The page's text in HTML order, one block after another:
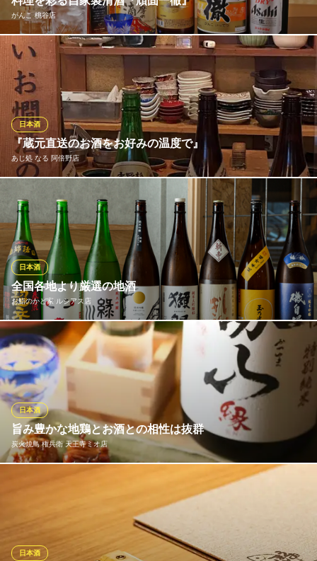
ＪＲ天王寺駅 徒歩2分
大阪府大阪市阿倍野区阿倍野筋1-5-10 1F
がんこ 桃谷店
がんこの料理に最も合う酒を追求し、辿り着いたのが自家製清酒
「頑固一徹」です。芳醇な香り、すっきりとした飲み口、奥深い
旨味。料理を引き立てる一杯を、職人技が光る逸品とともに。洗
練された和の空間で、至福のひとときをお楽しみください。
がんこ 桃谷店
寿司 和食 居酒屋
ＪＲ大阪環状線桃谷駅 徒歩1分
大阪府大阪市天王寺区烏ケ辻1-3-25
『蔵元直送のお酒をお好みの温度で』
あじ処 なる 阿倍野店
日本酒
「長龍酒造」直営店なので色んなお酒ご用意！冷酒でおいしいお
酒はもちろん、 熱燗はご注文を頂いてからじっくりと美味しい温
度まで温めています。 相性のよい錫製のとっくりを使用すること
でお酒をまろやかにします。
あじ処 なる 阿倍野店
鮮魚・おでん日本酒酒場
ＪＲ天王寺駅 徒歩1分
大阪府大阪市阿倍野区松崎町2-3-62
全国各地より厳選の地酒
お鮨のかど家 ルシアス店
日本酒
北は北海道、南は九州まで店長自ら吟味しました。有名どころは
もちろん、日本名門酒会から直接おろしております。 また、メニ
ュー以外にも日替わりで３～５種類ご用意しております。海鮮は
もちろん焼物とも合わせてお楽しみください。
お鮨のかど家 ルシアス店
寿司
大阪メトロ御堂筋線天王寺駅 徒歩2分
大阪府大阪市阿倍野区阿倍野筋1-5-1 あべのルシアスB1
旨み豊かな地鶏とお酒との相性は抜群
炭火焼鳥 権兵衛 天王寺ミオ店
日本酒
権兵衛こだわりの鶏料理に合わせたお酒を多数ご用意致しており
ます。 月替わりの日本酒、ワイン、焼酎、果実酒など充実してお
炭火焼鳥 権兵衛 天王寺ミオ店
日本酒